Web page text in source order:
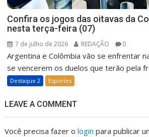
Confira os jogos das oitavas da
nesta terça-feira (07)
7 de julho de 2026 REDAÇÃO 0
Argentina e Colômbia vão se enfrentar
se vencerem os duelos que terão pela
Destaque 2 Esportes
LEAVE A COMMENT
Você precisa fazer ologin para publicar